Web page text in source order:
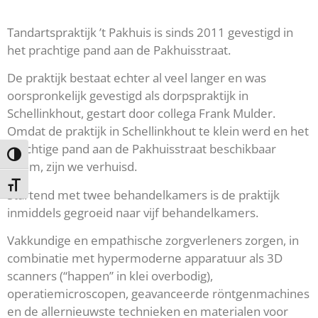
Keuze voor hoog contrast
Kies grootte van het lettertype
Tandartspraktijk ’t Pakhuis is sinds 2011 gevestigd in
het prachtige pand aan de Pakhuisstraat.
De praktijk bestaat echter al veel langer en was
oorspronkelijk gevestigd als dorpspraktijk in
Schellinkhout, gestart door collega Frank Mulder.
Omdat de praktijk in Schellinkhout te klein werd en het
prachtige pand aan de Pakhuisstraat beschikbaar
kwam, zijn we verhuisd.
Startend met twee behandelkamers is de praktijk
inmiddels gegroeid naar vijf behandelkamers.
Vakkundige en empathische zorgverleners zorgen, in
combinatie met hypermoderne apparatuur als 3D
scanners (“happen” in klei overbodig),
operatiemicroscopen, geavanceerde röntgenmachines
en de allernieuwste technieken en materialen voor